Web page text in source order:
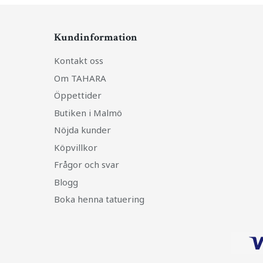
Kundinformation
Kontakt oss
Om TAHARA
Öppettider
Butiken i Malmö
Nöjda kunder
Köpvillkor
Frågor och svar
Blogg
Boka henna tatuering